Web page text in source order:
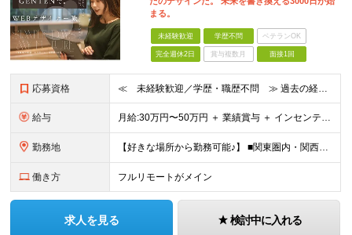
まる。
未経験歓迎 学歴不問 ベテランOK
完全週休2日 賞与複数月 面接1回
応募資格 ≪ 未経験歓迎／学歴・職歴不問 ≫ 過去の経歴は一切不問。 「いままで」よりも「これから」を 重視した採用を行っています！ ▼▼こんな想いがある方大歓迎▼▼ ・WEBデザインに興味がある ・自由な環
給与 ⽉給:30万円〜50万円 ＋ 業績賞与 ＋ インセンティブ賞与 経験者：35万円～ ※経験・スキルを考慮の上、決定します。 ※経験者は別途優遇！ ★試用期間6ヶ月（期間中は月給21万円～）
勤務地 【好きな場所から勤務可能♪】 ■関東圏内・関西圏内 または⾸都圏近郊のプロジェクト先 ★リモートワーク実施中（プロジェクトによりフルリモートもあり） ★転居を伴う転勤なし ★配属先は希望を最⼤限考慮
働き方 フルリモートがメイン
求人を見る 検討中に入れる